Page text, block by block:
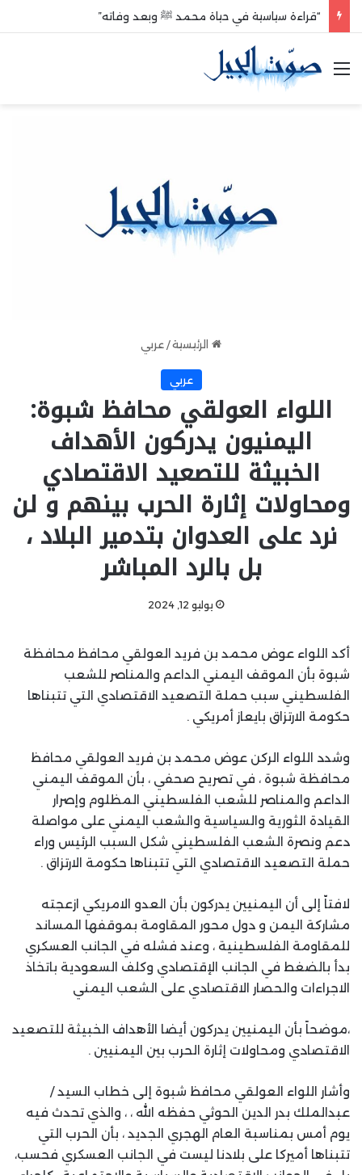
“قراءة سياسية في حياة محمد ﷺ وبعد وفاته”
القائمة
الرئيسية/ عربي
عربي
اللواء العولقي محافظ شبوة:
اليمنيون يدركون الأهداف
الخبيثة للتصعيد الاقتصادي
ومحاولات إثارة الحرب بينهم و لن
نرد على العدوان بتدمير البلاد ،
بل بالرد المباشر
يوليو 12, 2024
أكد اللواء عوض محمد بن فريد العولقي محافظ محافظة
شبوة بأن الموقف اليمني الداعم والمناصر للشعب
الفلسطيني سبب حملة التصعيد الاقتصادي التي تتبناها
حكومة الارتزاق بايعاز أمريكي .
وشدد اللواء الركن عوض محمد بن فريد العولقي محافظ
محافظة شبوة ، في تصريح صحفي ، بأن الموقف اليمني
الداعم والمناصر للشعب الفلسطيني المظلوم وإصرار
القيادة الثورية والسياسية والشعب اليمني على مواصلة
دعم ونصرة الشعب الفلسطيني شكل السبب الرئيس وراء
حملة التصعيد الاقتصادي التي تتبناها حكومة الارتزاق .
لافتاّ إلى أن اليمنيين يدركون بأن العدو الامريكي ازعجته
مشاركة اليمن و دول محور المقاومة بموقفها المساند
للمقاومة الفلسطينية ، وعند فشله في الجانب العسكري
بدأ بالضغط في الجانب الإقتصادي وكلف السعودية باتخاذ
الاجراءات والحصار الاقتصادي على الشعب اليمني
،موضحاً بأن اليمنيين يدركون أيضا الأهداف الخبيثة للتصعيد
الاقتصادي ومحاولات إثارة الحرب بين اليمنيين .
وأشار اللواء العولقي محافظ شبوة إلى خطاب السيد /
عبدالملك بدر الدين الحوثي حفظه الله ، ، والذي تحدث فيه
يوم أمس بمناسبة العام الهجري الجديد ، بأن الحرب التي
تتبناها أميركا على بلادنا ليست في الجانب العسكري فحسب،